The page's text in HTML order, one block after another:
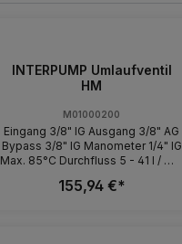
INTERPUMP Umlaufventil
HM
M01000200
Eingang 3/8" IG Ausgang 3/8" AG
Bypass 3/8" IG Manometer 1/4" IG
Max. 85°C Durchfluss 5 - 41 l / min
155,94 €*